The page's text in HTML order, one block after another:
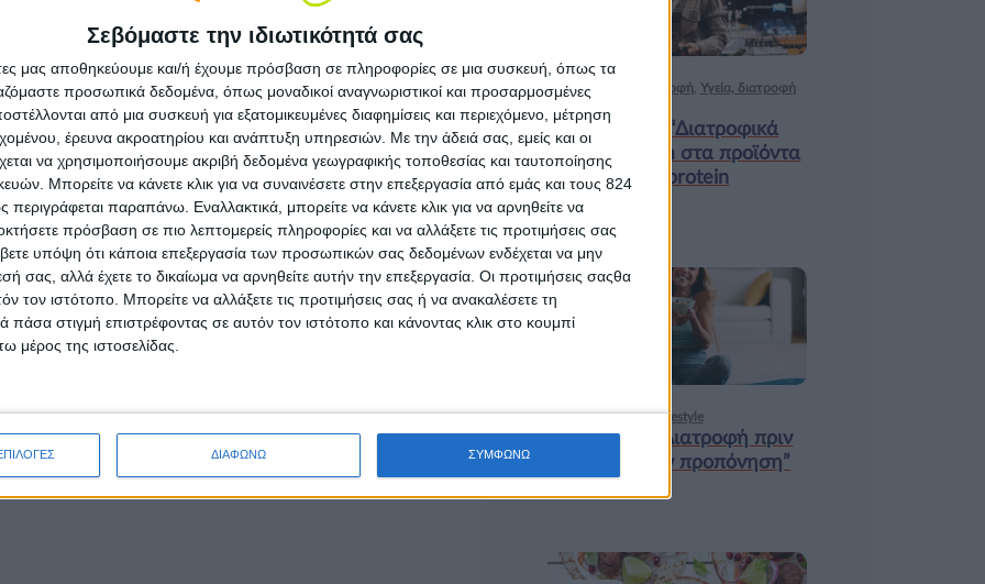
Σεβόμαστε την ιδιωτικότητά σας
μας αποθηκεύουμε και/ή έχουμε πρόσβαση σε πληροφορίες σε μια συσκευή, όπως τα
προσωπικά δεδομένα, όπως μοναδικοί αναγνωριστικοί και προσαρμοσμένες
από μια συσκευή για εξατομικευμένες διαφημίσεις και περιεχόμενο, μέτρηση
έρευνα ακροατηρίου και ανάπτυξη υπηρεσιών. Με την άδειά σας, εμείς και οι
να χρησιμοποιήσουμε ακριβή δεδομένα γεωγραφικής τοποθεσίας και ταυτοποίησης
Μπορείτε να κάνετε κλικ για να συναινέσετε στην επεξεργασία από εμάς και τους 824
παραπάνω. Εναλλακτικά, μπορείτε να κάνετε κλικ για να αρνηθείτε να
πρόσβαση σε πιο λεπτομερείς πληροφορίες και να αλλάξετε τις προτιμήσεις σας
υπόψη ότι κάποια επεξεργασία των προσωπικών σας δεδομένων ενδέχεται να μην
σας, αλλά έχετε το δικαίωμα να αρνηθείτε αυτήν την επεξεργασία. Οι προτιμήσεις σαςθα
τον ιστότοπο. Μπορείτε να αλλάξετε τις προτιμήσεις σας ή να ανακαλέσετε τη
στιγμή επιστρέφοντας σε αυτόν τον ιστότοπο και κάνοντας κλικ στο κουμπί
μέρος της ιστοσελίδας.
ΔΙΑΦΩΝΩ ΣΥΜΦΩΝΩ
Ισορροπημένη διατροφή, Υγεία, διατροφή
& lifestyle
Κεφάλαιο “Διατροφικά
trends”: zoοm στα προϊόντα
high protein
Υγεία, διατροφή & lifestyle
Κεφάλαιο “Διατροφή πριν
και μετά την προπόνηση”